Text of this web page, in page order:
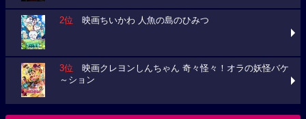
2位 映画ちいかわ 人魚の島のひみつ
3位 映画クレヨンしんちゃん 奇々怪々！オラの妖怪バケ
～ション